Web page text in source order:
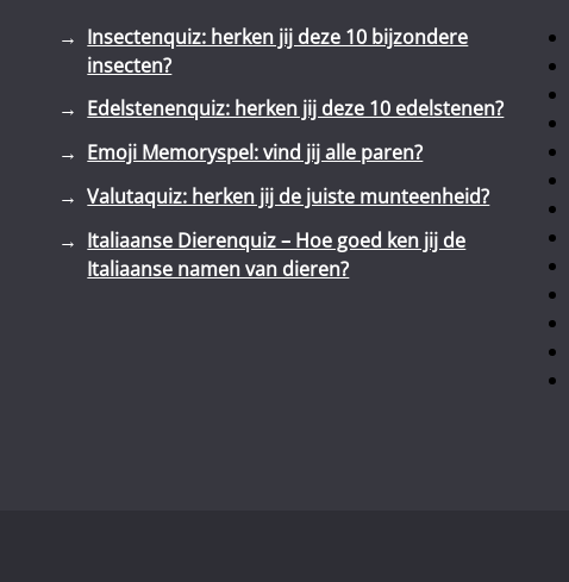
Insectenquiz: herken jij deze 10 bijzondere
insecten?
Edelstenenquiz: herken jij deze 10 edelstenen?
Emoji Memoryspel: vind jij alle paren?
Valutaquiz: herken jij de juiste munteenheid?
Italiaanse Dierenquiz – Hoe goed ken jij de
Italiaanse namen van dieren?